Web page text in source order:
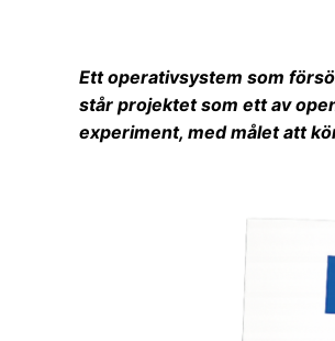
Ett operativsystem som
står projektet som ett av
experiment, med målet att